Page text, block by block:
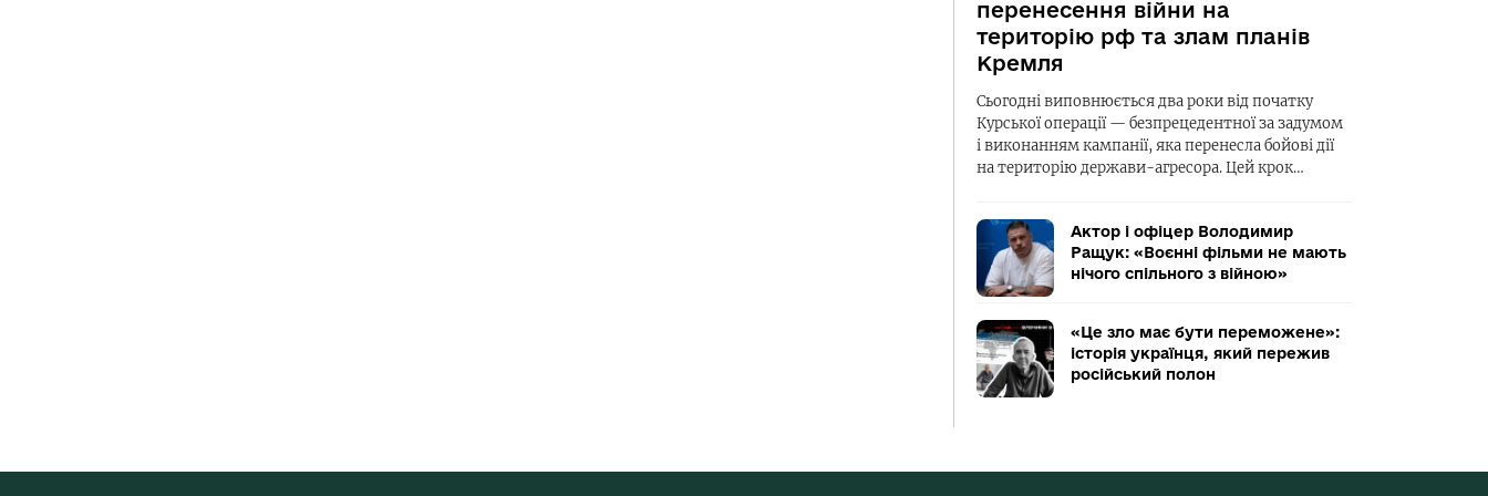
перенесення війни на
територію рф та злам планів
Кремля
Сьогодні виповнюється два роки від початку
Курської операції — безпрецедентної за задумом
і виконанням кампанії, яка перенесла бойові дії
на територію держави-агресора. Цей крок…
Актор і офіцер Володимир
Ращук: «Воєнні фільми не мають
нічого спільного з війною»
«Це зло має бути переможене»:
історія українця, який пережив
російський полон